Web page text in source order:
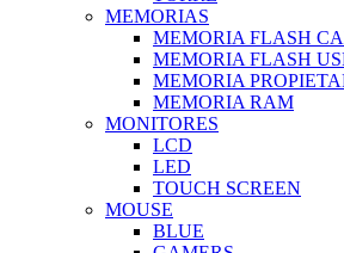
MEMORIAS
MEMORIA FLASH
MEMORIA FLASH
MEMORIA
MEMORIA RAM
MONITORES
LCD
LED
TOUCH SCREEN
MOUSE
BLUE